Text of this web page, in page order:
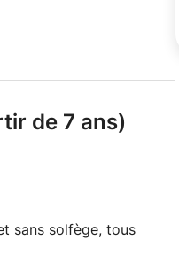
de 7 ans)
sans solfège, tous